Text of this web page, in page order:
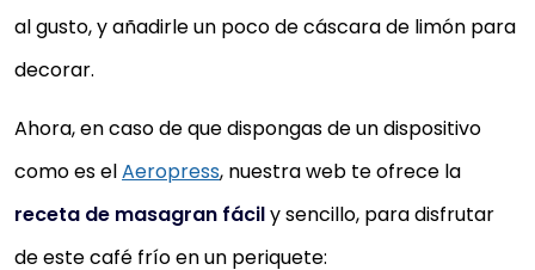
al gusto, y añadirle un poco de cáscara de limón para
decorar.
Ahora, en caso de que dispongas de un dispositivo
como es elAeropress, nuestra web te ofrece la
receta de masagran fácily sencillo, para disfrutar
de este café frío en un periquete: